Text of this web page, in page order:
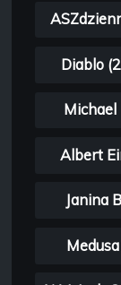
Diablo
Michael
Albert
Janina